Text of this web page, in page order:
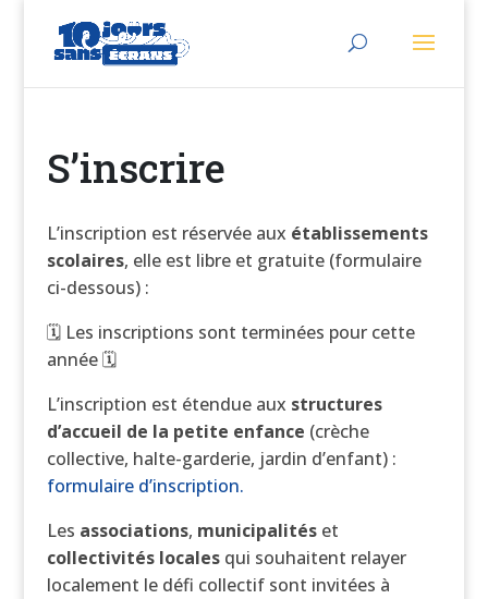
S’inscrire
L’inscription est réservée aux établissements
scolaires, elle est libre et gratuite (formulaire
ci-dessous) :
🗓 Les inscriptions sont terminées pour cette
année 🗓
L’inscription est étendue aux structures
d’accueil de la petite enfance (crèche
collective, halte-garderie, jardin d’enfant) :
formulaire d’inscription.
Les associations, municipalitéset
collectivités localesqui souhaitent relayer
localement le défi collectif sont invitées à